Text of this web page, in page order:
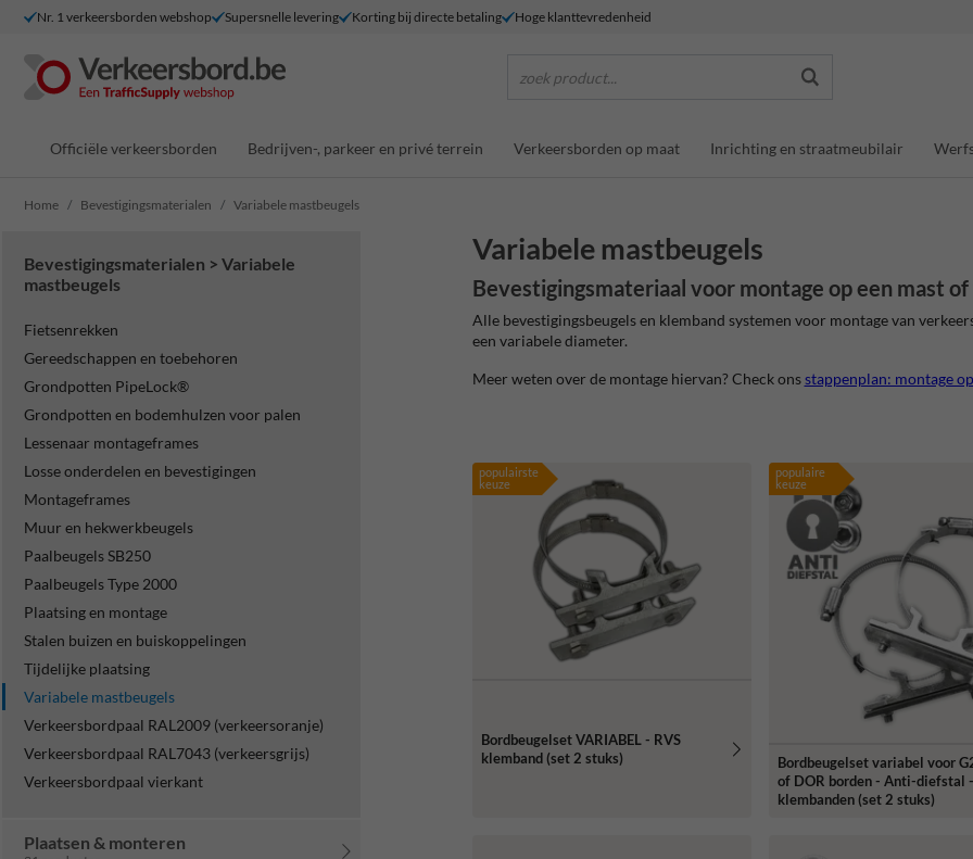
Nr. 1 verkeersborden webshop Supersnelle levering Korting bij directe betaling Hoge klanttevredenheid
zoek product...
Officiële verkeersborden Bedrijven-, parkeer en privé terrein Verkeersborden op maat Inrichting en straatmeubilair
Home Bevestigingsmaterialen Variabele mastbeugels
Bevestigingsmaterialen > Variabele
mastbeugels
Fietsenrekken
Gereedschappen en toebehoren
Grondpotten PipeLock®
Grondpotten en bodemhulzen voor palen
Lessenaar montageframes
Losse onderdelen en bevestigingen
Montageframes
Muur en hekwerkbeugels
Paalbeugels SB250
Paalbeugels Type 2000
Plaatsing en montage
Stalen buizen en buiskoppelingen
Tijdelijke plaatsing
Variabele mastbeugels
Verkeersbordpaal RAL2009 (verkeersoranje)
Verkeersbordpaal RAL7043 (verkeersgrijs)
Verkeersbordpaal vierkant
Plaatsen & monteren
Variabele mastbeugels
Bevestigingsmateriaal voor montage op een mast
Alle bevestigingsbeugels en klemband systemen voor montage van
een variabele diameter.
Meer weten over de montage hiervan? Check onsstappenplan: montage
populairste
keuze
Bordbeugelset VARIABEL - RVS
klemband (set 2 stuks)
populaire
keuze
Bordbeugelset variabel voor
of DOR borden - Anti-diefstal
klembanden (set 2 stuks)